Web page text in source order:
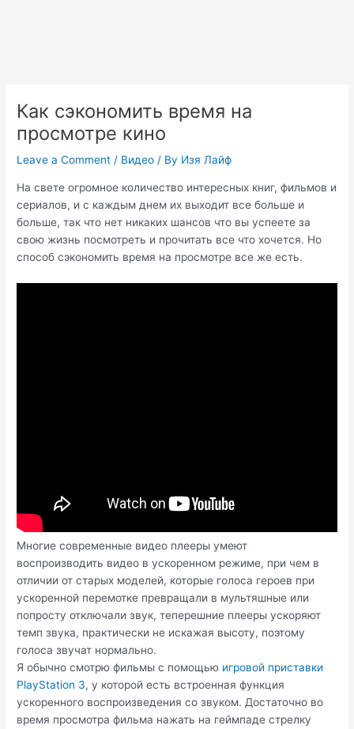
Как сэкономить время на
просмотре кино
Leave a Comment / Видео / By Изя Лайф
На свете огромное количество интересных книг, фильмов и
сериалов, и с каждым днем их выходит все больше и
больше, так что нет никаких шансов что вы успеете за
свою жизнь посмотреть и прочитать все что хочется. Но
способ сэкономить время на просмотре все же есть.
Многие современные видео плееры умеют
воспроизводить видео в ускоренном режиме, при чем в
отличии от старых моделей, которые голоса героев при
ускоренной перемотке превращали в мультяшные или
попросту отключали звук, теперешние плееры ускоряют
темп звука, практически не искажая высоту, поэтому
голоса звучат нормально.
Я обычно смотрю фильмы с помощью игровой приставки
PlayStation 3, у которой есть встроенная функция
ускоренного воспроизведения со звуком. Достаточно во
время просмотра фильма нажать на геймпаде стрелку